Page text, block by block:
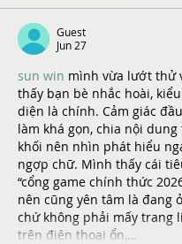
Guest
Jun 27
sun win mình vừa lướt thử
thấy bạn bè nhắc hoài,
diện là chính. Cảm giác
làm khá gọn, chia nội
khối nên nhìn phát hiểu
ngợp chữ. Mình thấy cái
“cổng game chính thức
nên cũng yên tâm là đang
chứ không phải mấy trang
trên điện thoại ổn,…